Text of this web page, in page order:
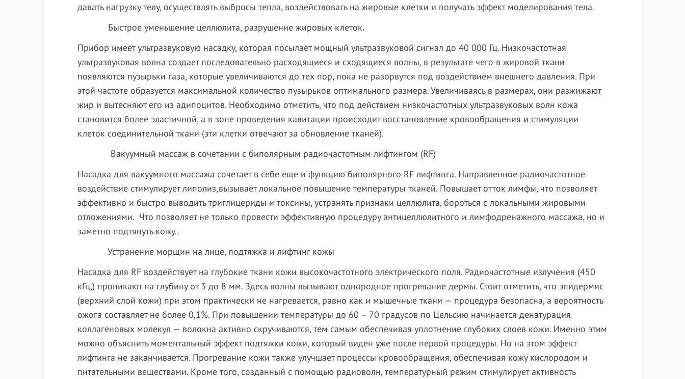
давать нагрузку телу, осуществлять выбросы тепла, воздействовать на жировые клетки и получать эффект моделирования тела.
Быстрое уменьшение целлюлита, разрушение жировых клеток.
Прибор имеет ультразвуковую насадку, которая посылает мощный ультразвуковой сигнал до 40 000 Гц. Низкочастотная
ультразвуковая волна создает последовательно расходящиеся и сходящиеся волны, в результате чего в жировой ткани
появляются пузырьки газа, которые увеличиваются до тех пор, пока не разорвутся под воздействием внешнего давления. При
этой частоте образуется максимальной количество пузырьков оптимального размера. Увеличиваясь в размерах, они разжижают
жир и вытесняют его из адипоцитов. Необходимо отметить, что под действием низкочастотных ультразвуковых волн кожа
становится более эластичной, а в зоне проведения кавитации происходит восстановление кровообращения и стимуляции
клеток соединительной ткани (эти клетки отвечают за обновление тканей).
Вакуумный массаж в сочетании с биполярным радиочастотным лифтингом (RF)
Насадка для вакуумного массажа сочетает в себе еще и функцию биполярного RF лифтинга. Направленное радиочастотное
воздействие стимулирует липолиз,вызывает локальное повышение температуры тканей. Повышает отток лимфы, что позволяет
эффективно и быстро выводить триглицериды и токсины, устранять признаки целлюлита, бороться с локальными жировыми
отложениями. Что позволяет не только провести эффективную процедуру антицеллюлитного и лимфодренажного массажа, но и
заметно подтянуть кожу..
Устранение морщин на лице, подтяжка и лифтинг кожы
Насадка для RF воздействует на глубокие ткани кожи высокочастотного электрического поля. Радиочастотные излучения (450
кГц,) проникают на глубину от 3 до 8 мм. Здесь волны вызывают однородное прогревание дермы. Стоит отметить, что эпидермис
(верхний слой кожи) при этом практически не нагревается, равно как и мышечные ткани — процедура безопасна, а вероятность
ожога составляет не более 0,1%. При повышении температуры до 60 – 70 градусов по Цельсию начинается денатурация
коллагеновых молекул — волокна активно скручиваются, тем самым обеспечивая уплотнение глубоких слоев кожи. Именно этим
можно объяснить моментальный эффект подтяжки кожи, который виден уже после первой процедуры. Но на этом эффект
лифтинга не заканчивается. Прогревание кожи также улучшает процессы кровообращения, обеспечивая кожу кислородом и
питательными веществами. Кроме того, созданный с помощью радиоволн, температурный режим стимулирует активность